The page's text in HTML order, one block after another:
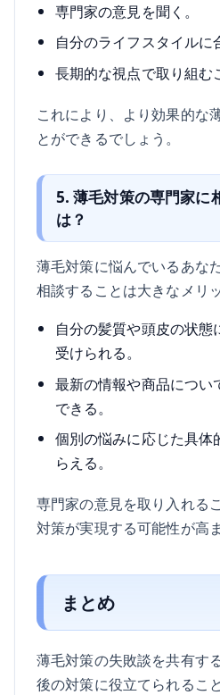
専門家の意見を聞く。
自分のライフスタイルに
長期的な視点で取り組む
これにより、より効果的な
とができるでしょう。
5. 薄毛対策の専門家に
は？
薄毛対策に悩んでいるあな
相談することは大きなメリ
自分の髪質や頭皮の状
受けられる。
最新の情報や商品につ
できる。
個別の悩みに応じた具体
らえる。
専門家の意見を取り入れる
対策が実現する可能性が高
まとめ
薄毛対策の失敗談を共有す
後の対策に役立てられるこ